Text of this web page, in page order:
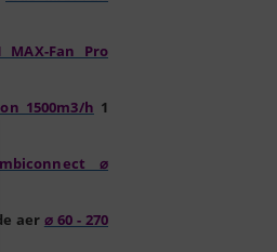
MAX-Fan Pro
1500m3/h 1
⌀
aer ⌀ 60 - 270